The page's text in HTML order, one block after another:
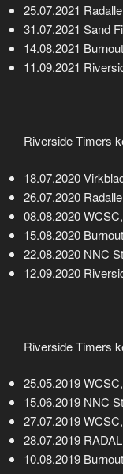
25.07.2021
31.07.2021 Sand
14.08.2021
11.09.2021
Riverside Timers
18.07.2020
26.07.2020
08.08.2020
15.08.2020
22.08.2020 NNC
12.09.2020
Riverside Timers
25.05.2019
15.06.2019 NNC
27.07.2019
28.07.2019
10.08.2019